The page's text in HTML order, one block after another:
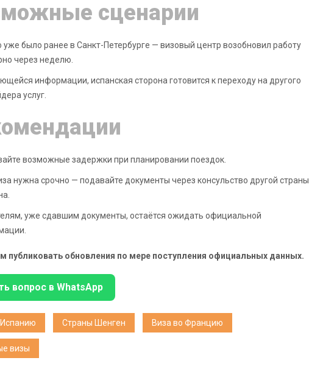
сценарии
уже было ранее в Санкт-Петербурге — визовый центр возобновил работу
через неделю.
информации, испанская сторона готовится к переходу на другого
услуг.
возможные задержки при планировании поездок.
нужна срочно — подавайте документы через консульство другой страны
уже сдавшим документы, остаётся ожидать официальной
публиковать обновления по мере поступления официальных данных.
вопрос в WhatsApp
Страны Шенген Виза во Францию
визы